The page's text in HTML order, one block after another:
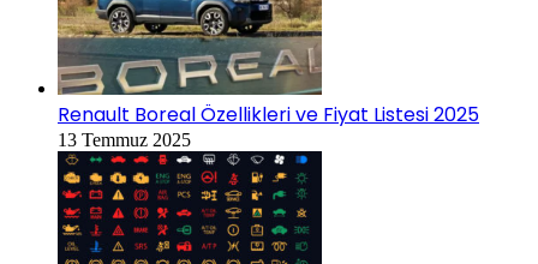
Renault Boreal Özellikleri ve Fiyat Listesi 2025
13 Temmuz 2025